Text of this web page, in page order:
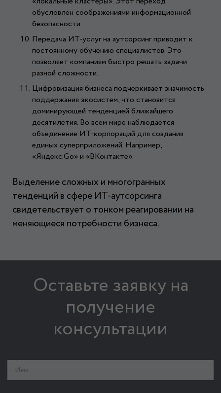
обусловлен соображениями информационной
безопасности.
Передача ИТ-услуг на аутсорсинг приводит к
постоянному обучению специалистов. Это
позволяет компаниям быстро решать задачи
разной сложности.
Цифровизация бизнеса подчеркивает значимость
поддержания экосистем, что становится
доминирующей тенденцией ближайшего
десятилетия. Во всем мире наблюдается
объединение ИТ-корпораций для создания
единых суперприложений. Например,
«Яндекс.Go» и «ВКонтакте».
Выделение сложных и многогранных
тенденций в сфере ИТ-аутсорсинга
свидетельствует о тонком реагировании на
меняющиеся потребности бизнеса.
Оставьте заявку на
получение
консультации